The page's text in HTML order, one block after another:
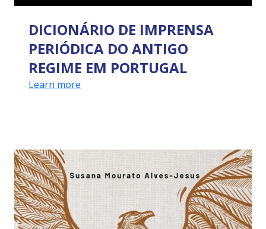
DICIONÁRIO DE IMPRENSA
PERIÓDICA DO ANTIGO
REGIME EM PORTUGAL
Learn more